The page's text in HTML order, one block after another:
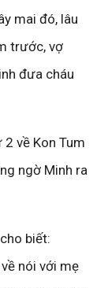
mai đó, lâu
trước, vợ
đưa cháu
về Kon Tum
ngờ Minh ra
biết:
nói với mẹ